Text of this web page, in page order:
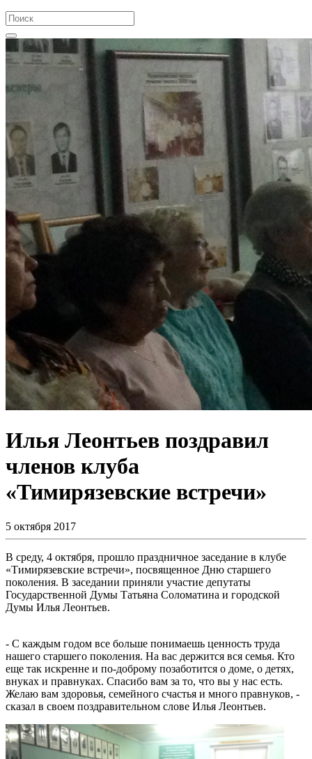
Илья Леонтьев поздравил
членов клуба
«Тимирязевские встречи»
5 октября 2017
В среду, 4 октября, прошло праздничное заседание в клубе
«Тимирязевские встречи», посвященное Дню старшего
поколения. В заседании приняли участие депутаты
Государственной Думы Татьяна Соломатина и городской
Думы Илья Леонтьев.
- С каждым годом все больше понимаешь ценность труда
нашего старшего поколения. На вас держится вся семья. Кто
еще так искренне и по-доброму позаботится о доме, о детях,
внуках и правнуках. Спасибо вам за то, что вы у нас есть.
Желаю вам здоровья, семейного счастья и много правнуков, -
сказал в своем поздравительном слове Илья Леонтьев.